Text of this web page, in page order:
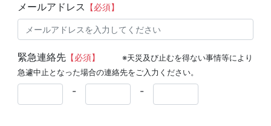
メールアドレス 【必須】
緊急連絡先【必須】
※天災及び止むを得ない事情等により
急遽中止となった場合の連絡先をご入力ください。
- -